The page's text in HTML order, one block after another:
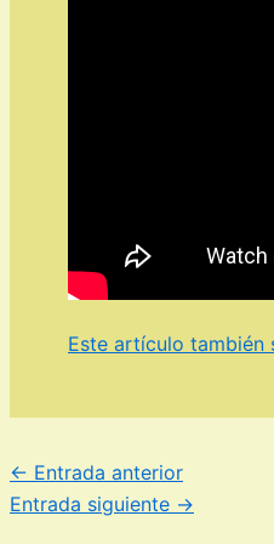
Este artículo también
← Entrada anterior
Entrada siguiente →